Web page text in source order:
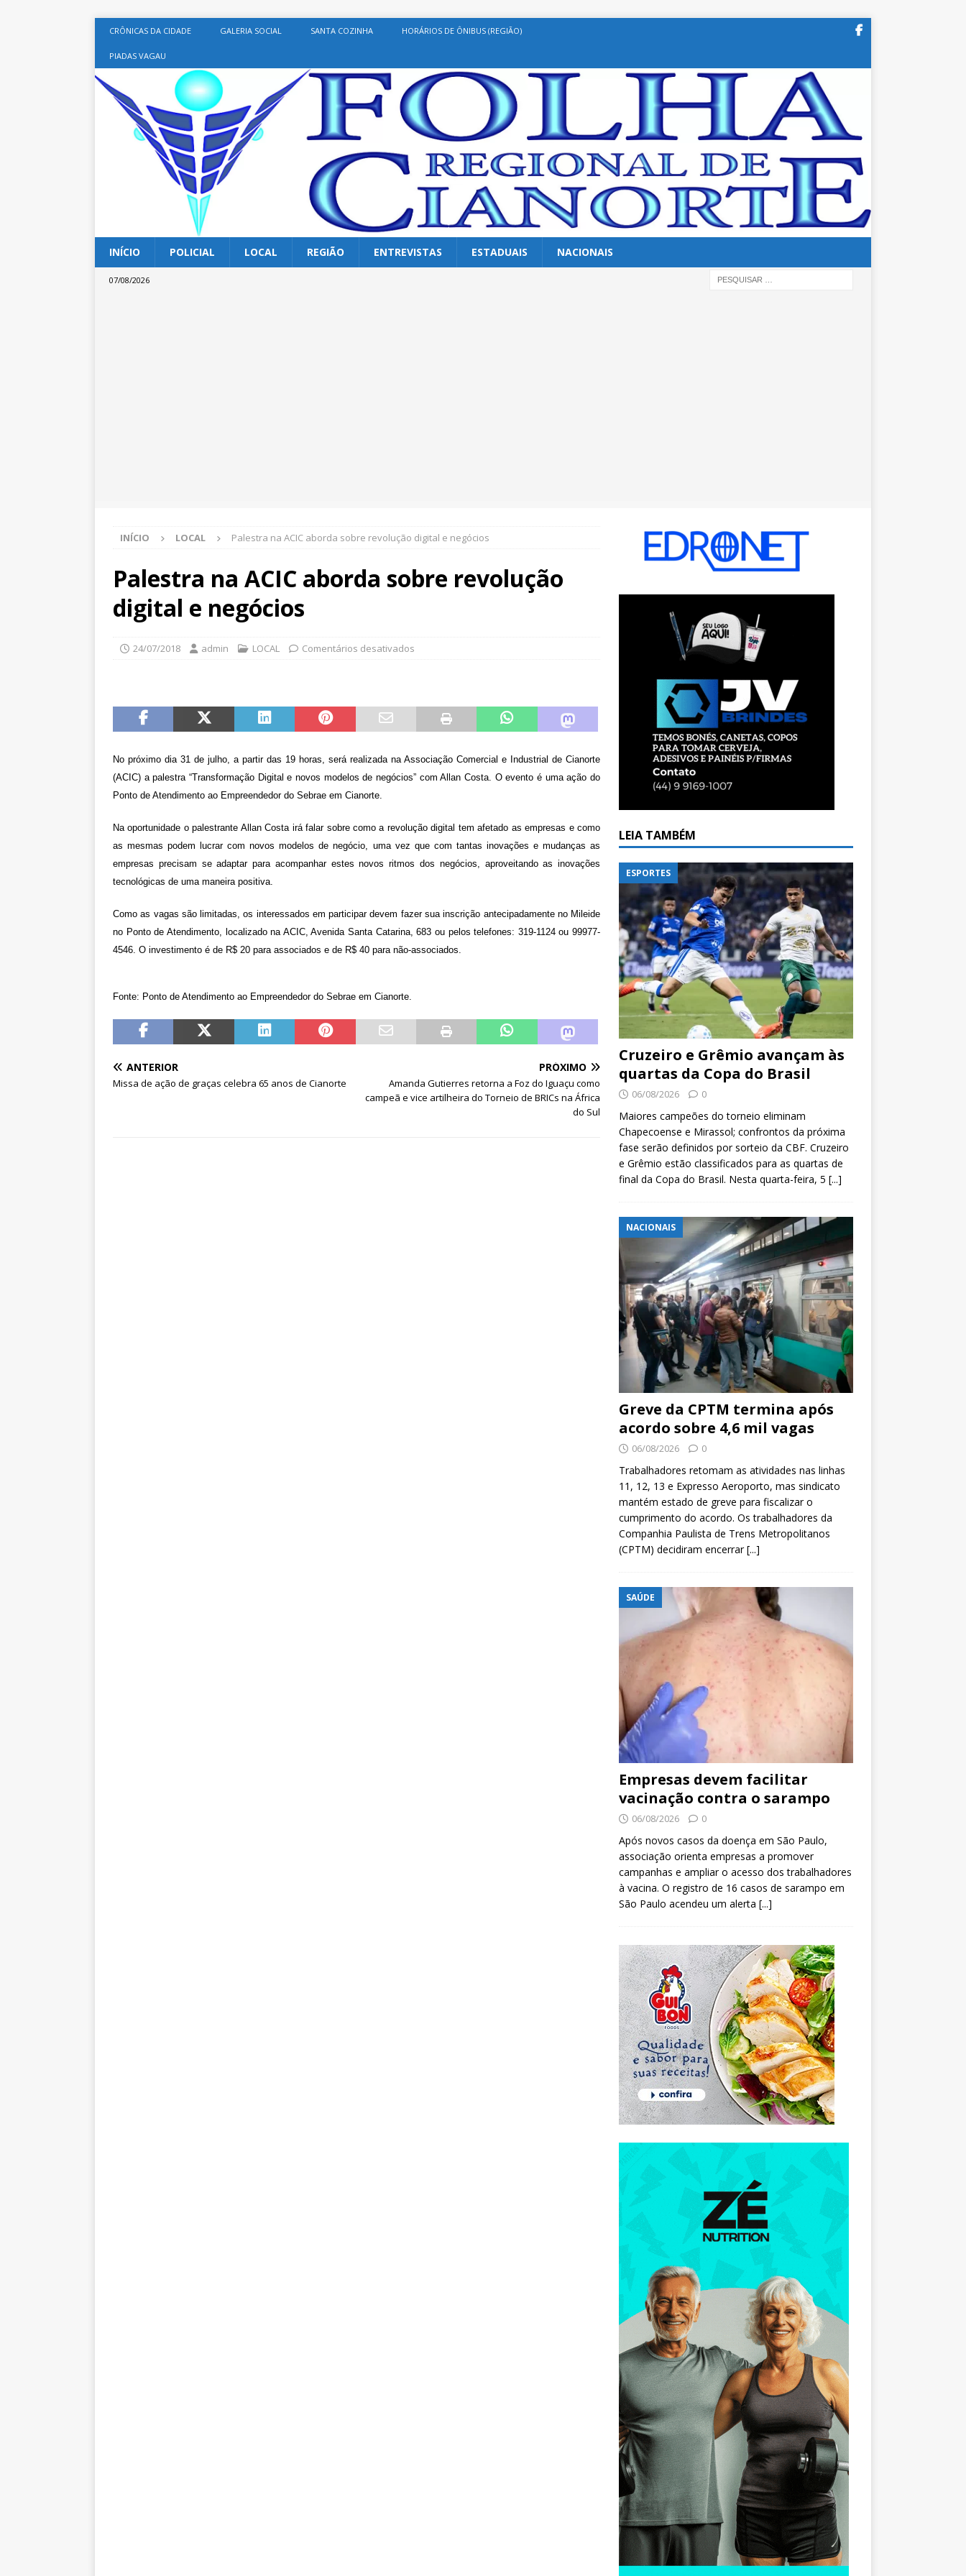
CRÔNICAS DA CIDADE GALERIA SOCIAL SANTA COZINHA HORÁRIOS DE ÔNIBUS (REGIÃO)
PIADAS VAGAU
INÍCIO POLICIAL LOCAL REGIÃO ENTREVISTAS ESTADUAIS NACIONAIS
07/08/2026
INÍCIO LOCAL Palestra na ACIC aborda sobre revolução digital e negócios
Palestra na ACIC aborda sobre revolução
digital e negócios
24/07/2018 admin LOCAL Comentários desativados
No próximo dia 31 de julho, a partir das 19 horas, será realizada na Associação Comercial e Industrial de Cianorte
(ACIC) a palestra “Transformação Digital e novos modelos de negócios” com Allan Costa. O evento é uma ação do
Ponto de Atendimento ao Empreendedor do Sebrae em Cianorte.
Na oportunidade o palestrante Allan Costa irá falar sobre como a revolução digital tem afetado as empresas e como
as mesmas podem lucrar com novos modelos de negócio, uma vez que com tantas inovações e mudanças as
empresas precisam se adaptar para acompanhar estes novos ritmos dos negócios, aproveitando as inovações
tecnológicas de uma maneira positiva.
Como as vagas são limitadas, os interessados em participar devem fazer sua inscrição antecipadamente no Mileide
no Ponto de Atendimento, localizado na ACIC, Avenida Santa Catarina, 683 ou pelos telefones: 319-1124 ou 99977-
4546. O investimento é de R$ 20 para associados e de R$ 40 para não-associados.
Fonte: Ponto de Atendimento ao Empreendedor do Sebrae em Cianorte.
ANTERIOR
Missa de ação de graças celebra 65 anos de Cianorte
PRÓXIMO
Amanda Gutierres retorna a Foz do Iguaçu como
campeã e vice artilheira do Torneio de BRICs na África
do Sul
LEIA TAMBÉM
ESPORTES
Cruzeiro e Grêmio avançam às
quartas da Copa do Brasil
06/08/2026 0
Maiores campeões do torneio eliminam
Chapecoense e Mirassol; confrontos da próxima
fase serão definidos por sorteio da CBF. Cruzeiro
e Grêmio estão classificados para as quartas de
final da Copa do Brasil. Nesta quarta-feira, 5 [...]
NACIONAIS
Greve da CPTM termina após
acordo sobre 4,6 mil vagas
06/08/2026 0
Trabalhadores retomam as atividades nas linhas
11, 12, 13 e Expresso Aeroporto, mas sindicato
mantém estado de greve para fiscalizar o
cumprimento do acordo. Os trabalhadores da
Companhia Paulista de Trens Metropolitanos
(CPTM) decidiram encerrar[...]
SAÚDE
Empresas devem facilitar
vacinação contra o sarampo
06/08/2026 0
Após novos casos da doença em São Paulo,
associação orienta empresas a promover
campanhas e ampliar o acesso dos trabalhadores
à vacina. O registro de 16 casos de sarampo em
São Paulo acendeu um alerta [...]